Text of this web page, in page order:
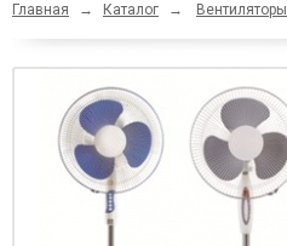
Главная → Каталог → Вентиляторы